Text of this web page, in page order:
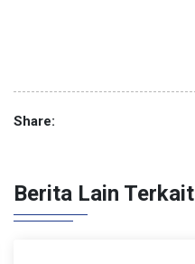
Share:
Berita Lain Terkait